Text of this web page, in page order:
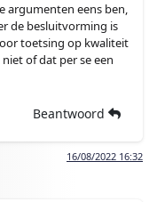
argumenten eens ben,
de besluitvorming is
toetsing op kwaliteit
of dat per se een
Beantwoord
16/08/2022 16:32